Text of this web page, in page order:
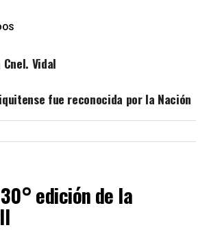
Vidal
fue reconocida por la Nación
edición de la